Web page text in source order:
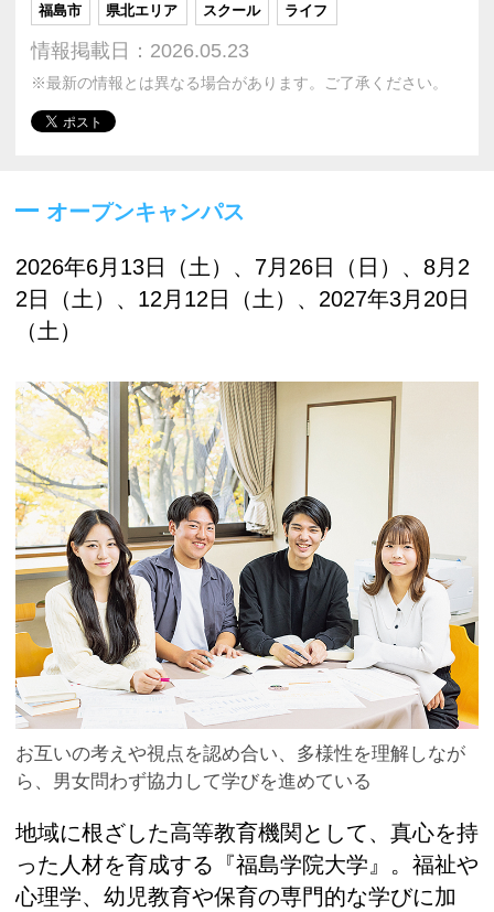
福島市 県北エリア スクール ライフ
情報掲載日：2026.05.23
※最新の情報とは異なる場合があります。ご了承ください。
オープンキャンパス
2026年6月13日（土）、7月26日（日）、8月2
2日（土）、12月12日（土）、2027年3月20日
（土）
お互いの考えや視点を認め合い、多様性を理解しなが
ら、男女問わず協力して学びを進めている
地域に根ざした高等教育機関として、真心を持
った人材を育成する『福島学院大学』。福祉や
心理学、幼児教育や保育の専門的な学びに加